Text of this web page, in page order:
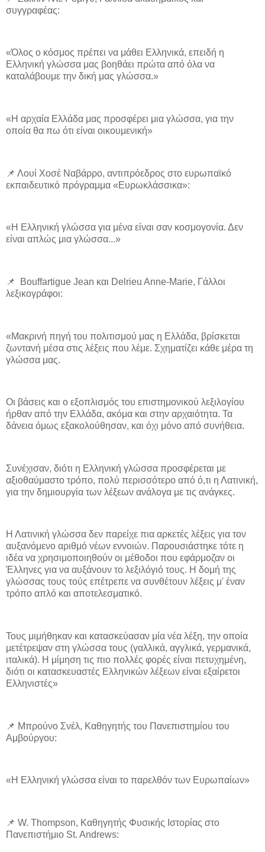
συγγραφέας:
«Όλος ο κόσμος πρέπει να μάθει Ελληνικά, επειδή η
Ελληνική γλώσσα μας βοηθάει πρώτα από όλα να
καταλάβουμε την δική μας γλώσσα.»
«Η αρχαία Ελλάδα μας προσφέρει μια γλώσσα, για την
οποία θα πω ότι είναι οικουμενική»
📌 Λουί Χοσέ Ναβάρρο, αντιπρόεδρος στο ευρωπαϊκό
εκπαιδευτικό πρόγραμμα «Ευρωκλάσσικα»:
«Η Ελληνική γλώσσα για μένα είναι σαν κοσμογονία. Δεν
είναι απλώς μια γλώσσα...»
📌 Bouffartigue Jean και Delrieu Anne-Marie, Γάλλοι
λεξικογράφοι:
«Μακρινή πηγή του πολιτισμού μας η Ελλάδα, βρίσκεται
ζωντανή μέσα στις λέξεις που λέμε. Σχηματίζει κάθε μέρα τη
γλώσσα μας.
Οι βάσεις και ο εξοπλισμός του επιστημονικού λεξιλογίου
ήρθαν από την Ελλάδα, ακόμα και στην αρχαιότητα. Τα
δάνεια όμως εξακολούθησαν, και όχι μόνο από συνήθεια.
Συνέχισαν, διότι η Ελληνική γλώσσα προσφέρεται με
αξιοθαύμαστο τρόπο, πολύ περισσότερο από ό,τι η Λατινική,
για την δημιουργία των λέξεων ανάλογα με τις ανάγκες.
Η Λατινική γλώσσα δεν παρείχε πια αρκετές λέξεις για τον
αυξανόμενο αριθμό νέων εννοιών. Παρουσιάστηκε τότε η
ιδέα να χρησιμοποιηθούν οι μέθοδοι που εφάρμοζαν οι
Έλληνες για να αυξάνουν το λεξιλόγιό τους. Η δομή της
γλώσσας τους τούς επέτρεπε να συνθέτουν λέξεις μ' έναν
τρόπο απλό και αποτελεσματικό.
Τους μιμήθηκαν και κατασκεύασαν μία νέα λέξη, την οποία
μετέτρεψαν στη γλώσσα τους (γαλλικά, αγγλικά, γερμανικά,
ιταλικά). Η μίμηση τις πιο πολλές φορές είναι πετυχημένη,
διότι οι κατασκευαστές Ελληνικών λέξεων είναι εξαίρετοι
Ελληνιστές»
📌 Μπρούνο Σνέλ, Καθηγητής του Πανεπιστημίου του
Αμβούργου:
«Η Ελληνική γλώσσα είναι το παρελθόν των Ευρωπαίων»
📌 W. Thompson, Καθηγητής Φυσικής Ιστορίας στο
Πανεπιστήμιο St. Andrews: